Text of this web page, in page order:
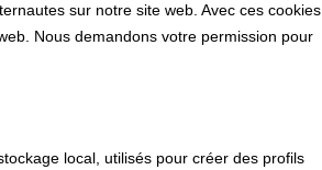
sur notre site web. Avec ces cookies
Nous demandons votre permission pour
local, utilisés pour créer des profils